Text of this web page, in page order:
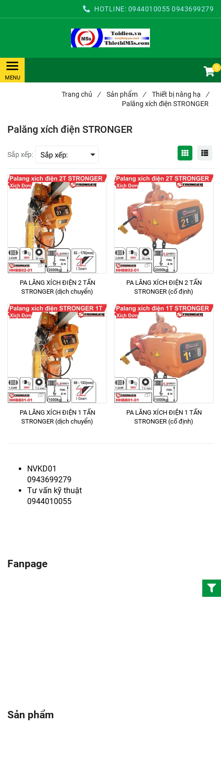
HOTLINE: 0944010055 0943699279
0
Trang chủ / Sản phẩm / Thiết bị nâng hạ
/
Palăng xích điện STRONGER
Palăng xích điện STRONGER
Sắp xếp:
PA LĂNG XÍCH ĐIỆN 2 TẤN
STRONGER (dịch chuyển)
PA LĂNG XÍCH ĐIỆN 2 TẤN
STRONGER (cố định)
PA LĂNG XÍCH ĐIỆN 1 TẤN
STRONGER (dịch chuyển)
PA LĂNG XÍCH ĐIỆN 1 TẤN
STRONGER (cố định)
NVKD01
0943699279
Tư vấn kỹ thuật
0944010055
Fanpage
Sản phẩm